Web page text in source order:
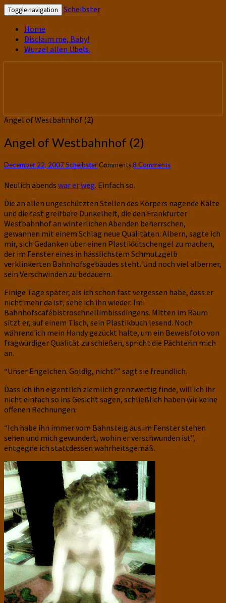
Toggle navigation
Scheibster
Home
Disclaim me, Baby!
Wurzel allen Übels.
Angel of Westbahnhof (2)
Angel of Westbahnhof (2)
December 22, 2007Scheibster Comments8 Comments
Neulich abends war er weg. Einfach so.
Die an allen ungeschützten Stellen des Körpers nagende Kälte
und die fast greifbare Dunkelheit, die den Frankfurter
Westbahnhof an winterlichen Abenden beherrschen,
gewannen mit einem Schlag neue Qualitäten. Albern, sagte ich
mir, sich Gedanken über einen Plastikkitschengel zu machen,
der im Fenster eines in hässlichstem Schmutzgelb
verklinkerten Bahnhofsgebäudes steht. Und noch viel alberner,
sein Verschwinden zu bedauern.
Einige Tage später, als ich schon fast vergessen habe, dass er
nicht mehr da ist, sehe ich ihn wieder. Im
Bahnhofscafébistroschnellimbissdingens. Mitten im Raum
sitzt er, auf einem Tisch, sein Plastikbuch lesend. Noch
während ich mein Handy gezückt halte, um ein Beweisfoto von
fragwürdiger Qualität zu schießen, spricht die Pächterin mich
an.
“Unser Engelchen. Goldig, nicht?” sagt sie freundlich.
Dass ich ihn eigentlich ziemlich grenzwertig finde, will ich ihr
nicht einfach so ins Gesicht sagen, schließlich haben wir keine
offenen Rechnungen.
“Ich habe ihn immer vom Bahnsteig aus im Fenster stehen
sehen und mich gewundert, wohin er verschwunden ist”,
entgegne ich stattdessen wahrheitsgemäß.